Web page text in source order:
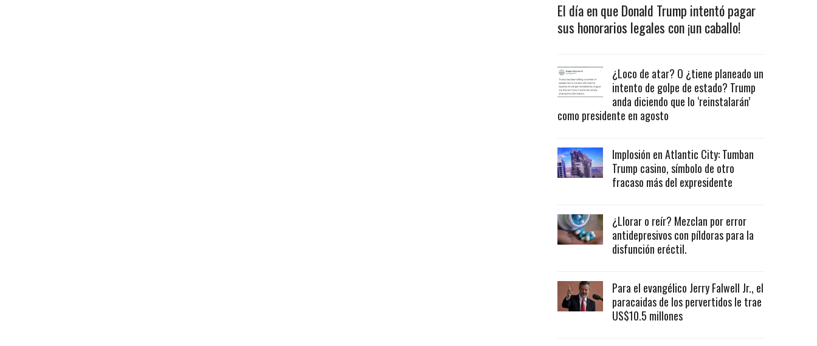
El día en que Donald Trump intentó pagar
sus honorarios legales con ¡un caballo!
¿Loco de atar? O ¿tiene planeado un
intento de golpe de estado? Trump
anda diciendo que lo ‘reinstalarán’
como presidente en agosto
Implosión en Atlantic City: Tumban
Trump casino, símbolo de otro
fracaso más del expresidente
¿Llorar o reír? Mezclan por error
antidepresivos con píldoras para la
disfunción eréctil.
Para el evangélico Jerry Falwell Jr., el
paracaidas de los pervertidos le trae
US$10.5 millones